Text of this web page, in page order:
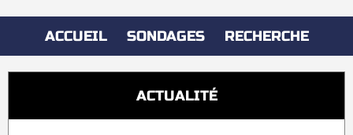
ACCUEIL SONDAGES RECHERCHE
ACTUALITÉ